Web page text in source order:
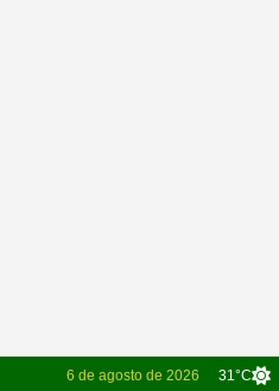
6 de agosto de 2026 31°C